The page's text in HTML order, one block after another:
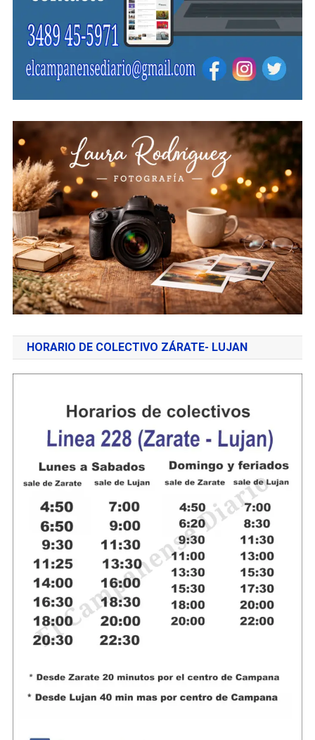
HORARIO DE COLECTIVO ZÁRATE- LUJAN